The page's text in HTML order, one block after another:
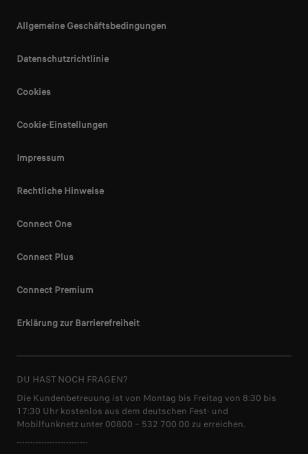
Allgemeine Geschäftsbedingungen
Datenschutzrichtlinie
Cookies
Cookie-Einstellungen
Impressum
Rechtliche Hinweise
Connect One
Connect Plus
Connect Premium
Erklärung zur Barrierefreiheit
DU HAST NOCH FRAGEN?
Die Kundenbetreuung ist von Montag bis Freitag von 8:30 bis
17:30 Uhr kostenlos aus dem deutschen Fest- und
Mobilfunknetz unter 00800 – 532 700 00 zu erreichen.
--------------------------